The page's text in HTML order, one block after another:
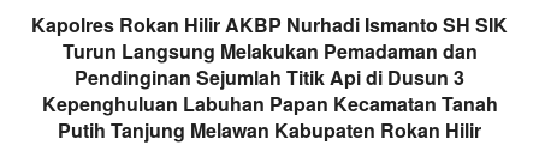
Kapolres Rokan Hilir AKBP Nurhadi Ismanto SH SIK
Turun Langsung Melakukan Pemadaman dan
Pendinginan Sejumlah Titik Api di Dusun 3
Kepenghuluan Labuhan Papan Kecamatan Tanah
Putih Tanjung Melawan Kabupaten Rokan Hilir